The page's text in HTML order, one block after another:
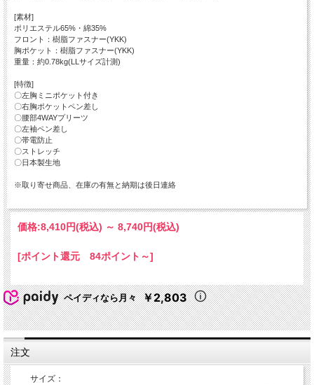
[素材]
ポリエステル65%・綿35%
フロント：樹脂ファスナー(YKK)
胸ポケット：樹脂ファスナー(YKK)
重量：約0.78kg(LLサイズ計測)
[特徴]
〇左胸ミニポケット付き
〇右胸ポケットペン差し
〇腰部4WAYプリーツ
〇左袖ペン差し
〇帯電防止
〇ストレッチ
〇日本製生地
※取り寄せ商品、在庫の有無と納期は後日連絡
価格:8,410円(税込) ～ 8,740円(税込)
[ポイント還元 84ポイント～]
ペイディなら月々 ￥2,803
注文
サイズ：